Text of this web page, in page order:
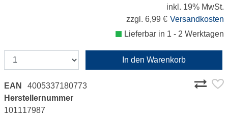
inkl. 19% MwSt.
zzgl. 6,99 € Versandkosten
Lieferbar in 1 - 2 Werktagen
In den Warenkorb
EAN
4005337180773
Herstellernummer
101117987